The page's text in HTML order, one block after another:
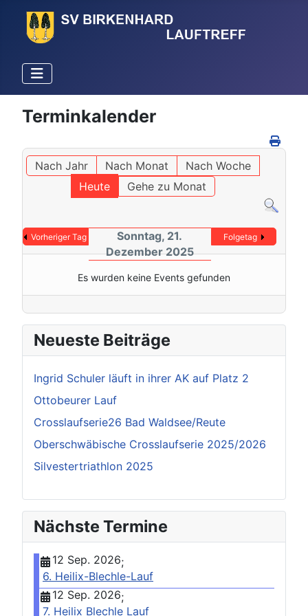
Terminkalender
Nach Jahr Nach Monat
Nach Woche
Heute
Gehe zu Monat
Vorheriger Tag
Sonntag, 21.
Dezember 2025
Folgetag
Es wurden keine Events gefunden
Neueste Beiträge
Ingrid Schuler läuft in ihrer AK auf Platz 2
Ottobeurer Lauf
Crosslaufserie26 Bad Waldsee/Reute
Oberschwäbische Crosslaufserie 2025/2026
Silvestertriathlon 2025
Nächste Termine
12 Sep. 2026;
6. Heilix-Blechle-Lauf
12 Sep. 2026;
7. Heilix Blechle Lauf